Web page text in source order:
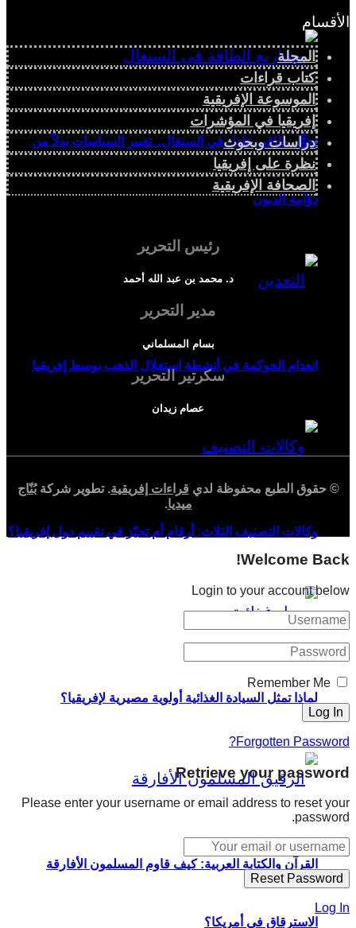
تحوُّل طاقي عادل في السنغال.. تغيير السياسات بدلاً من
دوّامة الديون
انعدام الحوكمة في أنشطة استغلال الذهب بوسط إفريقيا
وكالات التصنيف الثلاث: أرقام أم تحيّز في تقييم دول إفريقيا؟
لماذا تمثل السيادة الغذائية أولوية مصيرية لإفريقيا؟
القرآن والكتابة العربية: كيف قاوم المسلمون الأفارقة
الاسترقاق في أمريكا؟
الأقسام
المجلة
كتاب قراءات
الموسوعة الإفريقية
إفريقيا في المؤشرات
دراسات وبحوث
نظرة على إفريقيا
الصحافة الإفريقية
رئيس التحرير
د. محمد بن عبد الله أحمد
مدير التحرير
بسام المسلماني
سكرتير التحرير
عصام زيدان
© حقوق الطبع محفوظة لدي قراءات إفريقية. تطوير شركةبُنّاج
ميديا.
Welcome Back!
Login to your account below
Remember Me
Forgotten Password?
Retrieve your password
Please enter your username or email address to reset your
password.
Log In